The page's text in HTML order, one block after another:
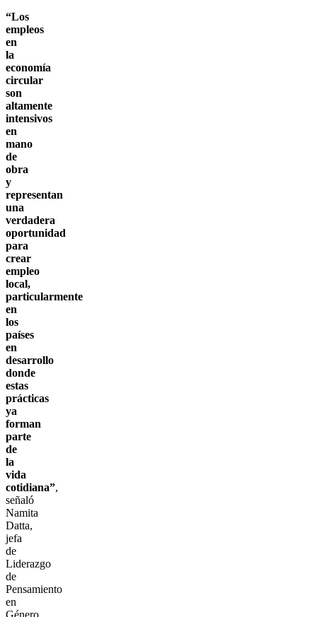
“Los
empleos
en
la
economía
circular
son
altamente
intensivos
en
mano
de
obra
y
representan
una
verdadera
oportunidad
para
crear
empleo
local,
particularmente
en
los
países
en
desarrollo
donde
estas
prácticas
ya
forman
parte
de
la
vida
cotidiana”,
señaló
Namita
Datta,
jefa
de
Liderazgo
de
Pensamiento
en